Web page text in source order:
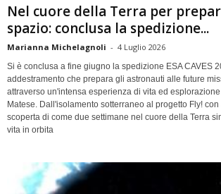
Nel cuore della Terra per
spazio: conclusa la spedizione...
Marianna Michelagnoli - 4 Luglio 2026
Si è conclusa a fine giugno la spedizione ESA CAVES
addestramento che prepara gli astronauti alle future
attraverso un'intensa esperienza di vita ed esplorazione
Matese. Dall'isolamento sotterraneo al progetto Fly!
scoperta di come due settimane nel cuore della Terra
vita in orbita